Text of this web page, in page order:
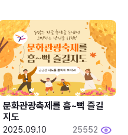
문화관광축제를 흠~뻑 즐길
지도
2025.09.10 25552